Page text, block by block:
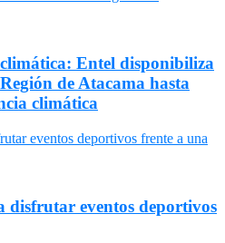
Entel disponibiliza
de Atacama hasta
climática
disfrutar eventos deportivos